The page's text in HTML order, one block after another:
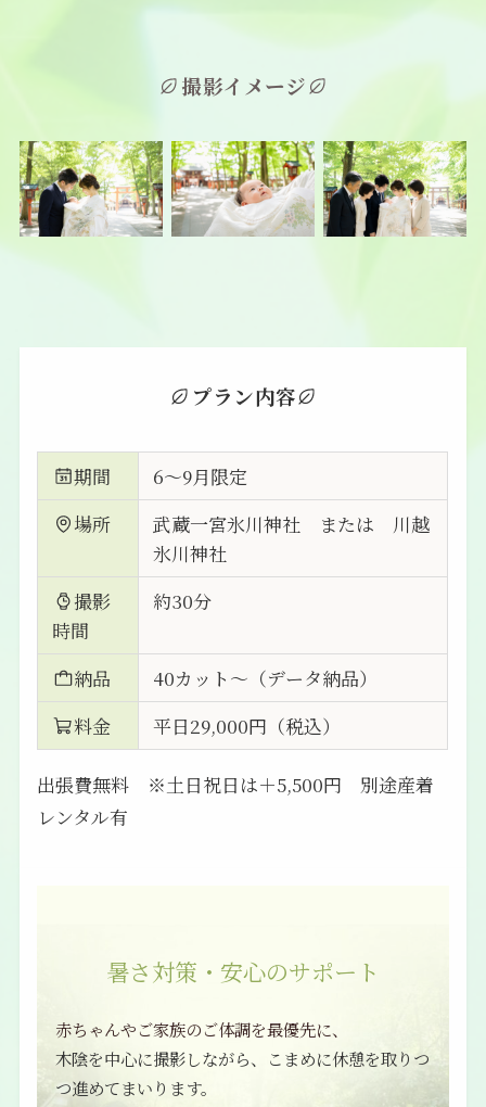
撮影イメージ
プラン内容
期間
6～9月限定
場所
武蔵一宮氷川神社 または 川越
氷川神社
撮影
時間
約30分
納品
40カット～（データ納品）
料金
平日29,000円（税込）
出張費無料 ※土日祝日は＋5,500円 別途産着
レンタル有
暑さ対策・安心のサポート
赤ちゃんやご家族のご体調を最優先に、
木陰を中心に撮影しながら、こまめに休憩を取りつ
つ進めてまいります。